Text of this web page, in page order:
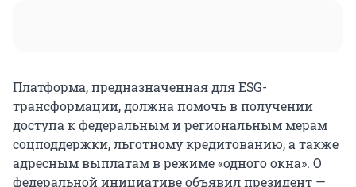
Платформа, предназначенная для ESG-
трансформации, должна помочь в получении
доступа к федеральным и региональным мерам
соцподдержки, льготному кредитованию, а также
адресным выплатам в режиме «одного окна». О
федеральной инициативе объявил президент —